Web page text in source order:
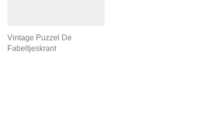
Vintage Puzzel De
Fabeltjeskrant